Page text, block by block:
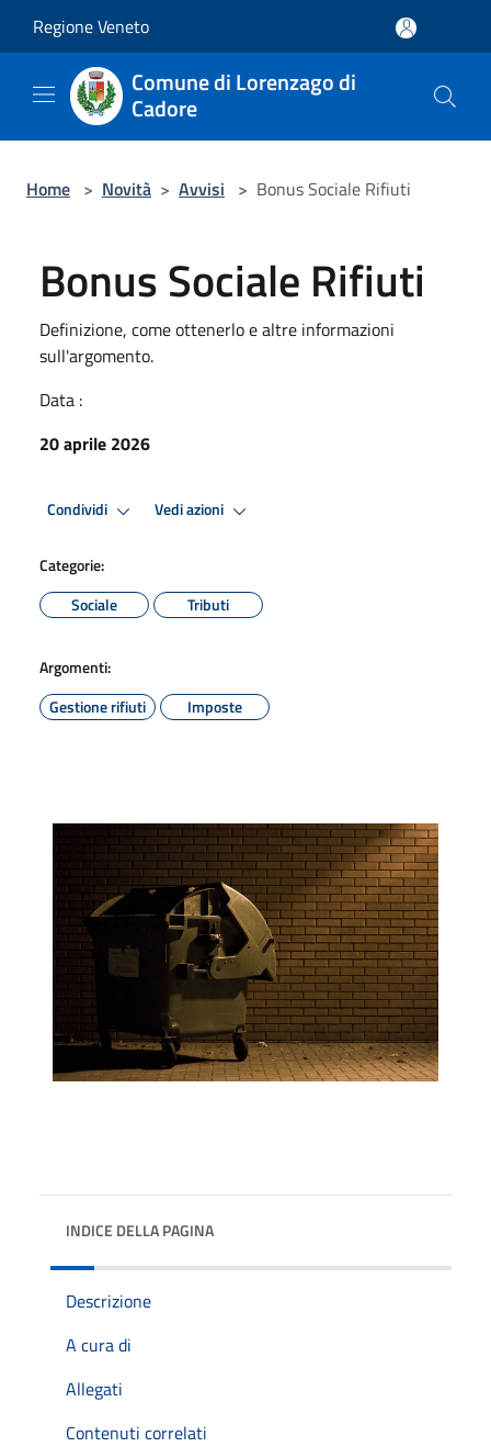
Regione Veneto
Comune di Lorenzago di
Cadore
Home > Novità > Avvisi > Bonus Sociale Rifiuti
Bonus Sociale Rifiuti
Definizione, come ottenerlo e altre informazioni
sull'argomento.
Data :
20 aprile 2026
Condividi Vedi azioni
Categorie:
Sociale
Tributi
Argomenti:
Gestione rifiuti
Imposte
INDICE DELLA PAGINA
Descrizione
A cura di
Allegati
Contenuti correlati